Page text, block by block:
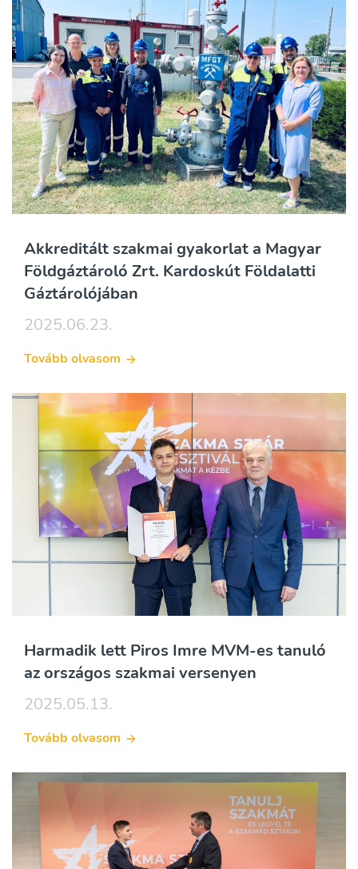
Akkreditált szakmai gyakorlat a Magyar
Földgáztároló Zrt. Kardoskút Földalatti
Gáztárolójában
2025.06.23.
Tovább olvasom
Harmadik lett Piros Imre MVM-es tanuló
az országos szakmai versenyen
2025.05.13.
Tovább olvasom